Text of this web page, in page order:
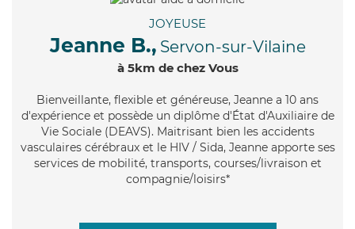
JOYEUSE
Jeanne B., Servon-sur-Vilaine
à 5km de chez Vous
Bienveillante, flexible et généreuse, Jeanne a 10 ans
d'expérience et possède un diplôme d'État d'Auxiliaire de
Vie Sociale (DEAVS). Maitrisant bien les accidents
vasculaires cérébraux et le HIV / Sida, Jeanne apporte ses
services de mobilité, transports, courses/livraison et
compagnie/loisirs*